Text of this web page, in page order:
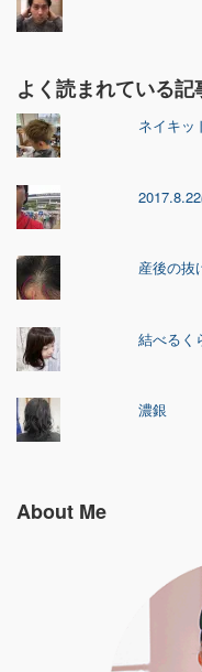
よく読まれている記
ネイキッ
産後の抜
結べるく
濃銀
About Me